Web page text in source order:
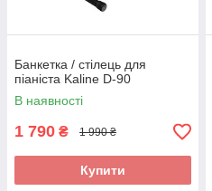
Банкетка / стілець для
піаніста Kaline D-90
В наявності
1 790 ₴ 1 990 ₴
Купити